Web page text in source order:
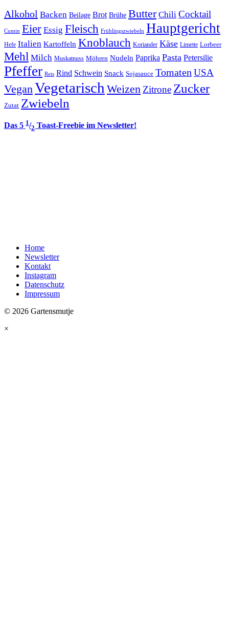
Alkohol Backen Beilage Brot Brühe Butter Chili Cocktail
Cumin Eier Essig Fleisch Frühlingszwiebeln Hauptgericht
Hefe Italien Kartoffeln Knoblauch Koriander Käse Limette Lorbeer
Mehl Milch Muskatnuss Möhren Nudeln Paprika Pasta Petersilie
Pfeffer Reis Rind Schwein Snack Sojasauce Tomaten USA
Vegan Vegetarisch Weizen Zitrone Zucker
Zutat Zwiebeln
Das 5 1/2 Toast-Freebie im Newsletter!
Home
Newsletter
Kontakt
Instagram
Datenschutz
Impressum
© 2026 Gartensmutje
×